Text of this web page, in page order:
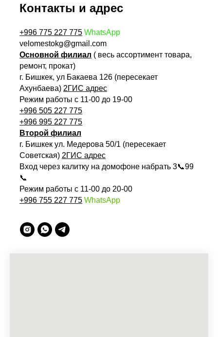
Контакты и адрес
+996 775 227 775 WhatsApp
velomestokg@gmail.com
Основной филиал ( весь ассортимент товара,
ремонт, прокат)
г. Бишкек, ул Бакаева 126 (пересекает
Ахунбаева) 2ГИС адрес
Режим работы с 11-00 до 19-00
+996 505 227 775
+996 995 227 775
Второй филиал
г. Бишкек ул. Медерова 50/1 (пересекает
Советская) 2ГИС адрес
Вход через калитку на домофоне набрать 3📞99
📞
Режим работы с 11-00 до 20-00
+996 755 227 775 WhatsApp